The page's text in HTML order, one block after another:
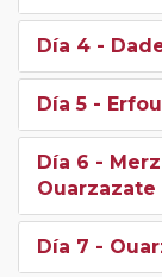
Día 4 -
Día 5 -
Día 6 -
Ouarzazate
Día 7 -